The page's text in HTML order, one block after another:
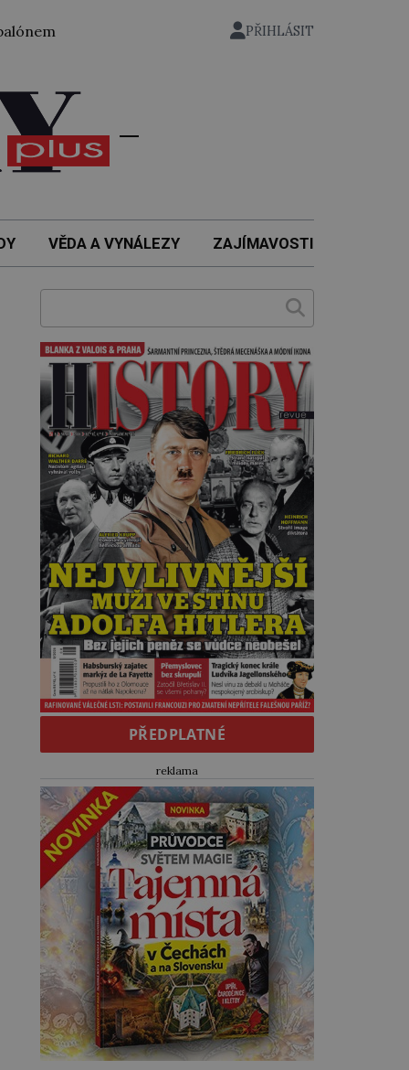
zahrady nuselského pivovaru a stal se tak prvním
PŘIHLÁSIT
VĚDA A VYNÁLEZY ZAJÍMAVOSTI
PŘEDPLATNÉ
reklama